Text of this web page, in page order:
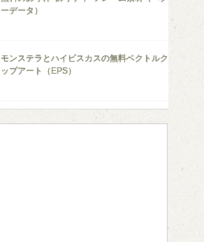
ーデータ）
モンステラとハイビスカスの無料ベクトルクリ
ップアート（EPS）